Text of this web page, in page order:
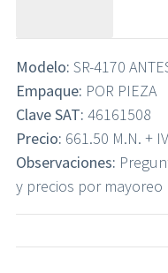
Modelo: SR-4170
Empaque: POR PIEZA
Clave SAT: 46161508
Precio: 661.50 M.N. +
Observaciones:
y precios por mayoreo